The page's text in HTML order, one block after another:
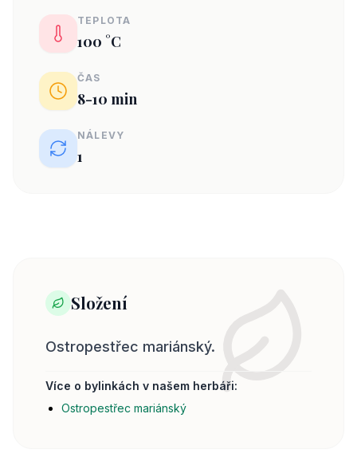
TEPLOTA
100 °C
ČAS
8-10 min
NÁLEVY
1
Složení
Ostropestřec mariánský.
Více o bylinkách v našem herbáři:
Ostropestřec mariánský